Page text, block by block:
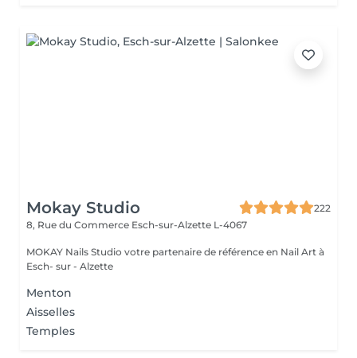
Mokay Studio
222
8, Rue du Commerce Esch-sur-Alzette L-4067
MOKAY Nails Studio votre partenaire de référence en Nail Art à
Esch- sur - Alzette
Menton
Aisselles
Temples